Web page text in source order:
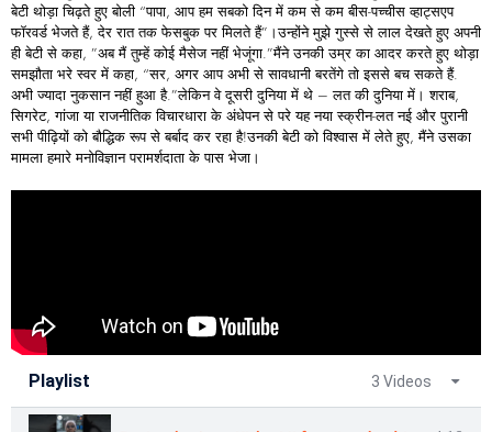
बेटी थोड़ा चिढ़ते हुए बोली “पापा, आप हम सबको दिन में कम से कम बीस-पच्चीस व्हाट्सएप
फॉरवर्ड भेजते हैं, देर रात तक फेसबुक पर मिलते हैं”।उन्होंने मुझे गुस्से से लाल देखते हुए अपनी
ही बेटी से कहा, ”अब मैं तुम्हें कोई मैसेज नहीं भेजूंगा.”मैंने उनकी उम्र का आदर करते हुए थोड़ा
समझौता भरे स्वर में कहा, “सर, अगर आप अभी से सावधानी बरतेंगे तो इससे बच सकते हैं.
अभी ज्यादा नुकसान नहीं हुआ है.”लेकिन वे दूसरी दुनिया में थे – लत की दुनिया में। शराब,
सिगरेट, गांजा या राजनीतिक विचारधारा के अंधेपन से परे यह नया स्क्रीन-लत नई और पुरानी
सभी पीढ़ियों को बौद्धिक रूप से बर्बाद कर रहा है!उनकी बेटी को विश्वास में लेते हुए, मैंने उसका
मामला हमारे मनोविज्ञान परामर्शदाता के पास भेजा।
Playlist 3 Videos